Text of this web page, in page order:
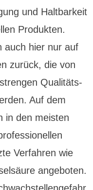
und Halt­barkeit
Produkten.
auch hier nur auf
zurück, die von
Qualitäts­
Auf dem
in den meisten
Verfahren wie
angeboten.